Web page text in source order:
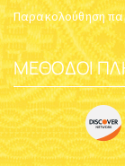
οι κύριες